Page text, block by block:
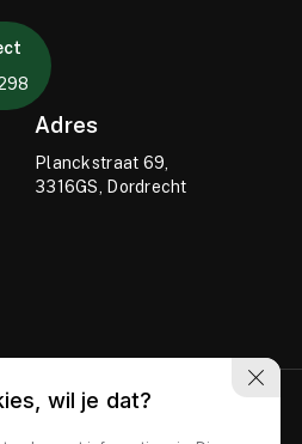
Adres
Planckstraat 69,
3316GS, Dordrecht
wil je dat?